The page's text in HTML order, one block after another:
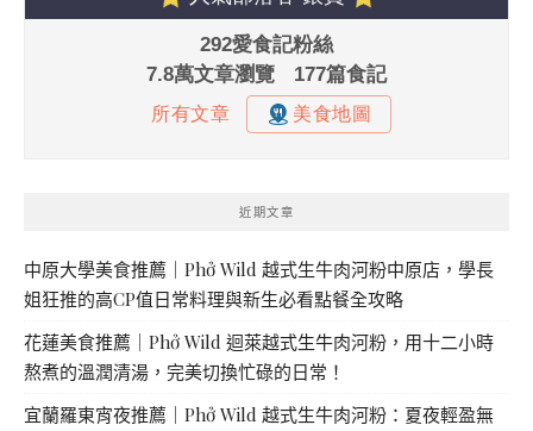
近期文章
中原大學美食推薦｜Phở Wild 越式生牛肉河粉中原店，學長
姐狂推的高CP值日常料理與新生必看點餐全攻略
花蓮美食推薦｜Phở Wild 迴萊越式生牛肉河粉，用十二小時
熬煮的溫潤清湯，完美切換忙碌的日常！
宜蘭羅東宵夜推薦｜Phở Wild 越式生牛肉河粉：夏夜輕盈無